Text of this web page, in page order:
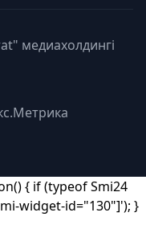
медиахолдингі
{ if (typeof Smi24
widget-id="130"]'); }